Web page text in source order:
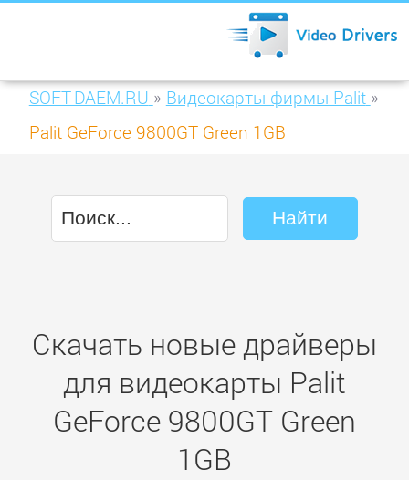
SOFT-DAEM.RU » Видеокарты фирмы Palit »
Palit GeForce 9800GT Green 1GB
Скачать новые драйверы
для видеокарты Palit
GeForce 9800GT Green
1GB